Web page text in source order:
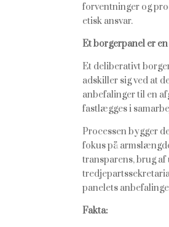
forventninger og
etisk ansvar.
Et borgerpanel er
Et deliberativt
adskiller sig ved at
anbefalinger til en
fastlægges i
Processen bygger
fokus på
transparens, brug
panelets
Fakta: